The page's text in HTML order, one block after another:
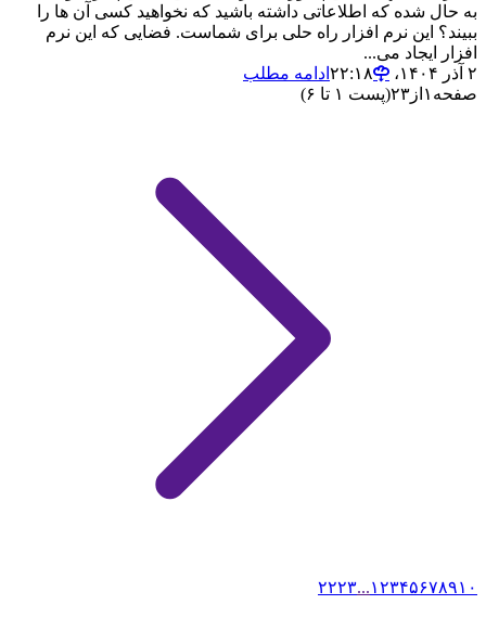
به حال شده که اطلاعاتی داشته باشید که نخواهید کسی آن ها را
ببیند؟ این نرم افزار راه حلی برای شماست. فضایی که این نرم
افزار ایجاد می...
۲ آذر ۱۴۰۴،‏ ۲۲:۱۸
ادامه مطلب
صفحه ۱ از ۲۳(پست ۱ تا ۶)
۱۲۳۴۵۶۷۸۹۱۰ ... ۲۲۲۳